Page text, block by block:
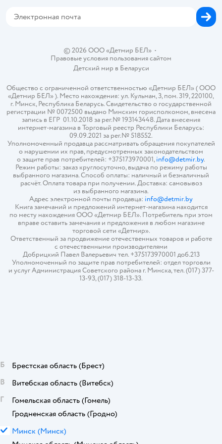
© 2026 ООО «Детмир БЕЛ»•
Правовые условия пользования сайтом
Детский мир в Беларуси
Общество с ограниченной ответственностью «Детмир БЕЛ» ( ООО
«Детмир БЕЛ» ). Место нахождения: ул. Кульман, 3, пом. 319, 220100,
г. Минск, Республика Беларусь. Свидетельство о государственной
регистрации № 0072500 выдано Минским горисполкомом, внесена
запись в ЕГР 01.10.2018 за рег.№ 193143448. Дата внесения
интернет-магазина в Торговый реестр Республики Беларусь:
09.09.2021 за рег.№ 518552.
Уполномоченный продавца рассматривать обращения покупателей
о нарушении их прав, предусмотренных законодательством
о защите прав потребителей: +375173970001,info@detmir.by.
Режим работы: заказ круглосуточно, выдача по режиму работы
выбранного магазина. Способ оплаты: наличный и безналичный
расчёт. Оплата товара при получении. Доставка: самовывоз
из выбранного магазина.
Адрес электронной почты продавца: info@detmir.by
Книга замечаний и предложений интернет-магазина находится
по месту нахождения ООО «Детмир БЕЛ». Потребитель при этом
вправе оставить замечания и предложения в любом магазине
торговой сети «Детмир».
Ответственный за продвижение отечественных товаров и работе
с отечественными производителями
Добрицкий Павел Валерьевич тел. +375173970001 доб.213
Уполномоченный по защите прав потребителей: отдел торговли
и услуг Администрация Советского района г. Минска, тел. (017) 377-
13-93, (017) 318-13-33.
Б Брестская область (Брест)
В
Витебская область (Витебск)
Г
Гомельская область (Гомель)
Гродненская область (Гродно)
М Минск (Минск)